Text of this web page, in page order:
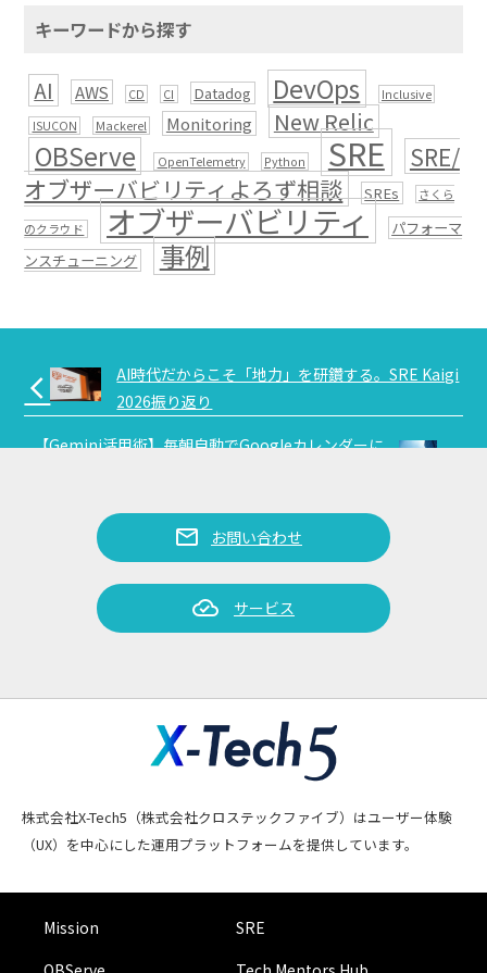
キーワードから探す
AI AWS CD CI Datadog DevOps
Inclusive
ISUCON
Mackerel Monitoring New Relic
OBServe OpenTelemetry Python SRE
SRE/
オブザーバビリティよろず相談
SREs さくら
のクラウド オブザーバビリティ
パフォーマ
ンスチューニング
事例
arrow_back_ios
AI時代だからこそ「地力」を研鑽する。SRE Kaigi
2026振り返り
【Gemini活用術】毎朝自動でGoogleカレンダーに
mail お問い合わせ
cloud_done サービス
株式会社X-Tech5（株式会社クロステックファイブ）はユーザー体験
（UX）を中心にした運用プラットフォームを提供しています。
Mission
SRE